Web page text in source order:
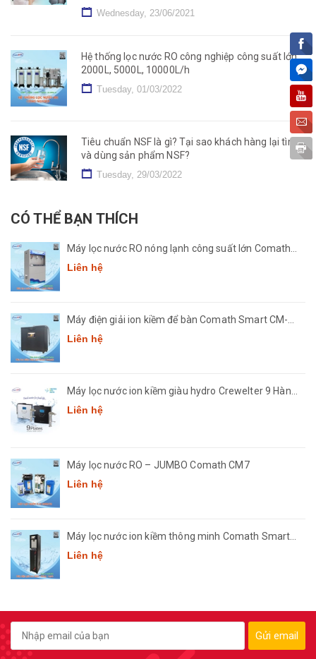
Wednesday, 23/06/2021
Hệ thống lọc nước RO công nghiệp công suất lớn
2000L, 5000L, 10000L/h
Tuesday, 01/03/2022
Tiêu chuẩn NSF là gì? Tại sao khách hàng lại tìm
và dùng sản phẩm NSF?
Tuesday, 29/03/2022
CÓ THỂ BẠN THÍCH
Máy lọc nước RO nóng lạnh công suất lớn Comath
CM2681-50
Liên hệ
Máy điện giải ion kiềm để bàn Comath Smart CM-
3668
Liên hệ
Máy lọc nước ion kiềm giàu hydro Crewelter 9 Hàn
Quốc
Liên hệ
Máy lọc nước RO – JUMBO Comath CM7
Liên hệ
Máy lọc nước ion kiềm thông minh Comath Smart
CM3668
Liên hệ
Gửi email